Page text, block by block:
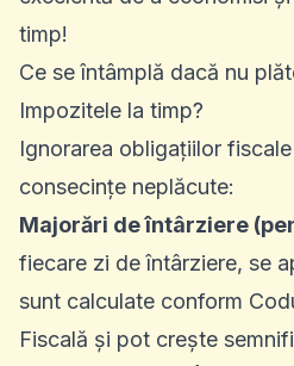
timp!
Ce se întâmplă dacă nu
Impozitele la timp?
Ignorarea obligațiilor
consecințe neplăcute:
Majorări de întârziere
fiecare zi de întârziere, se
sunt calculate conform
Fiscală și pot crește